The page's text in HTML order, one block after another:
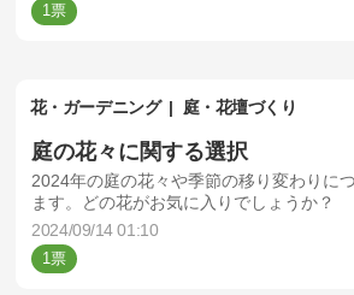
1
花・ガーデニング 庭・花壇づくり
庭の花々に関する選択
2024年の庭の花々や季節の移り変わりに
ます。どの花がお気に入りでしょうか？
2024/09/14 01:10
1